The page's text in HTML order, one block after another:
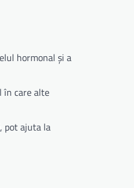
hormonal și a
în care alte
pot ajuta la